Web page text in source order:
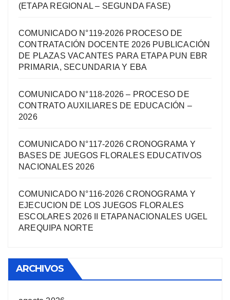
(ETAPA REGIONAL – SEGUNDA FASE)
COMUNICADO N°119-2026 PROCESO DE
CONTRATACIÓN DOCENTE 2026 PUBLICACIÓN
DE PLAZAS VACANTES PARA ETAPA PUN EBR
PRIMARIA, SECUNDARIA Y EBA
COMUNICADO N°118-2026 – PROCESO DE
CONTRATO AUXILIARES DE EDUCACIÓN –
2026
COMUNICADO N°117-2026 CRONOGRAMA Y
BASES DE JUEGOS FLORALES EDUCATIVOS
NACIONALES 2026
COMUNICADO N°116-2026 CRONOGRAMA Y
EJECUCION DE LOS JUEGOS FLORALES
ESCOLARES 2026 II ETAPANACIONALES UGEL
AREQUIPA NORTЕ
ARCHIVOS